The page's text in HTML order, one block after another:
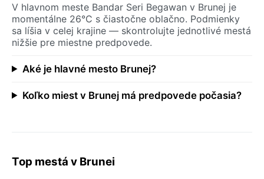
V hlavnom meste Bandar Seri Begawan v Brunej je
momentálne 26°C s čiastočne oblačno. Podmienky
sa líšia v celej krajine — skontrolujte jednotlivé mestá
nižšie pre miestne predpovede.
Aké je hlavné mesto Brunej?
Koľko miest v Brunej má predpovede počasia?
Top mestá v Brunei